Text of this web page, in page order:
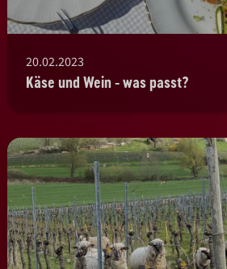
20.02.2023
Käse und Wein - was passt?